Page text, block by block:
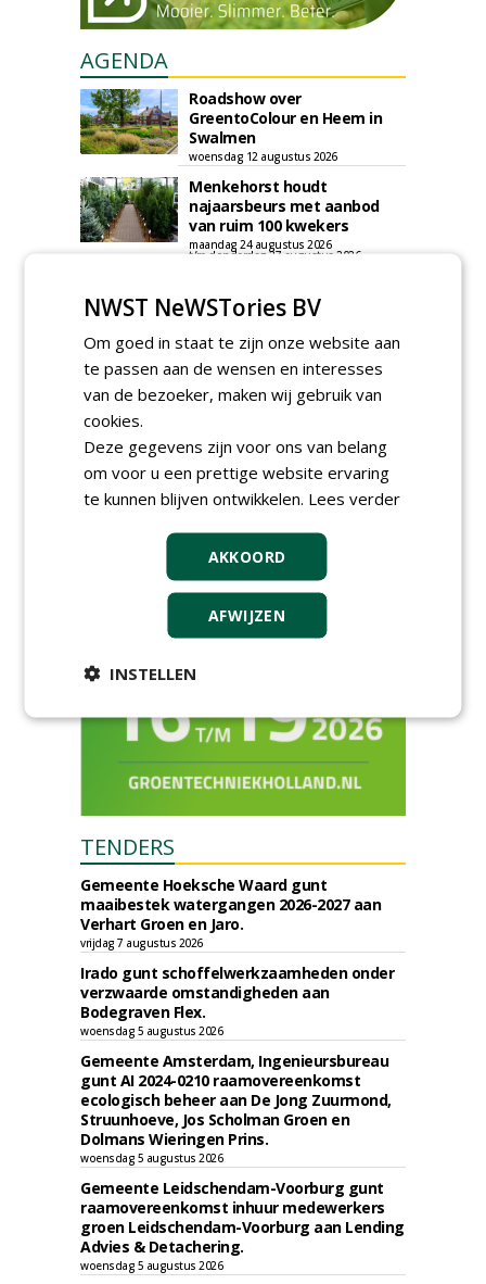
AGENDA
Roadshow over
GreentoColour en Heem in
Swalmen
woensdag 12 augustus 2026
Menkehorst houdt
najaarsbeurs met aanbod
van ruim 100 kwekers
maandag 24 augustus 2026
t/m donderdag 27 augustus 2026
past in moderne tuinen
Vakdag 'All About Annuals'
zet eenjarige planten
centraal in Appeltern
GaLaBau 2026: internationale
ontmoetingsplek voor
stedelijk groen
dinsdag 15 september 2026
TENDERS
Gemeente Hoeksche Waard gunt
maaibestek watergangen 2026-2027 aan
Verhart Groen en Jaro.
vrijdag 7 augustus 2026
Irado gunt schoffelwerkzaamheden onder
verzwaarde omstandigheden aan
Bodegraven Flex.
woensdag 5 augustus 2026
Gemeente Amsterdam, Ingenieursbureau
gunt AI 2024-0210 raamovereenkomst
ecologisch beheer aan De Jong Zuurmond,
Struunhoeve, Jos Scholman Groen en
Dolmans Wieringen Prins.
woensdag 5 augustus 2026
Gemeente Leidschendam-Voorburg gunt
raamovereenkomst inhuur medewerkers
groen Leidschendam-Voorburg aan Lending
Advies & Detachering.
woensdag 5 augustus 2026
NWST NeWSTories BV
Om goed in staat te zijn onze website aan
te passen aan de wensen en interesses
van de bezoeker, maken wij gebruik van
cookies.
Deze gegevens zijn voor ons van belang
om voor u een prettige website ervaring
te kunnen blijven ontwikkelen. Lees verder
AKKOORD
AFWIJZEN
INSTELLEN